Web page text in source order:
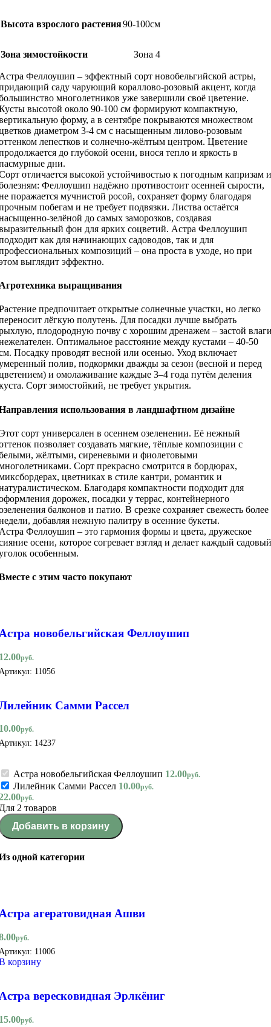
Высота взрослого растения90-100см
Зона зимостойкости Зона 4
Феллоушип – эффектный сорт новобельгийской астры,
саду чарующий кораллово-розовый акцент, когда
многолетников уже завершили своё цветение.
высотой около 90-100 см формируют компактную,
форму, а в сентябре покрываются множеством
диаметром 3-4 см с насыщенным лилово-розовым
лепестков и солнечно-жёлтым центром. Цветение
до глубокой осени, внося тепло и яркость в
дни.
отличается высокой устойчивостью к погодным капризам и
Феллоушип надёжно противостоит осенней сырости,
поражается мучнистой росой, сохраняет форму благодаря
побегам и не требует подвязки. Листва остаётся
зелёной до самых заморозков, создавая
фон для ярких соцветий. Астра Феллоушип
как для начинающих садоводов, так и для
композиций – она проста в уходе, но при
выглядит эффектно.
выращивания
предпочитает открытые солнечные участки, но легко
лёгкую полутень. Для посадки лучше выбрать
плодородную почву с хорошим дренажем – застой
Оптимальное расстояние между кустами – 40-50
Посадку проводят весной или осенью. Уход включает
полив, подкормки дважды за сезон (весной и перед
и омолаживание каждые 3–4 года путём деления
Сорт зимостойкий, не требует укрытия.
использования в ландшафтном дизайне
сорт универсален в осеннем озеленении. Её нежный
позволяет создавать мягкие, тёплые композиции с
жёлтыми, сиреневыми и фиолетовыми
Сорт прекрасно смотрится в бордюрах,
цветниках в стиле кантри, романтик и
Благодаря компактности подходит для
дорожек, посадки у террас, контейнерного
балконов и патио. В срезке сохраняет свежесть более
добавляя нежную палитру в осенние букеты.
Феллоушип – это гармония формы и цвета, дружеское
осени, которое согревает взгляд и делает каждый садовый
особенным.
с этим часто покупают
новобельгийская Феллоушип
руб.
11056
Самми Рассел
руб.
14237
Астра новобельгийская Феллоушип 12.00руб.
Лилейник Самми Рассел 10.00руб.
руб.
2 товаров
Добавить в корзину
одной категории
агератовидная Ашви
руб.
11006
корзину
вересковидная Эрлкёниг
руб.